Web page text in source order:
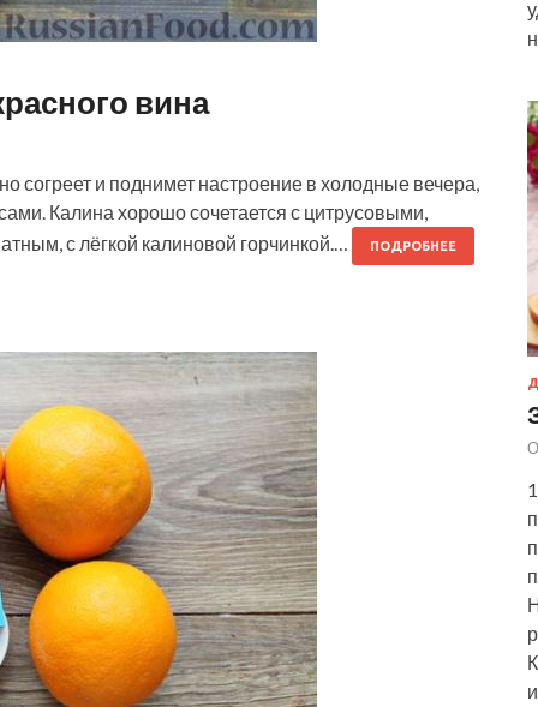
вина
согреет и поднимет настроение в холодные вечера,
Калина хорошо сочетается с цитрусовыми,
с лёгкой калиновой горчинкой.…
ПОДРОБНЕЕ